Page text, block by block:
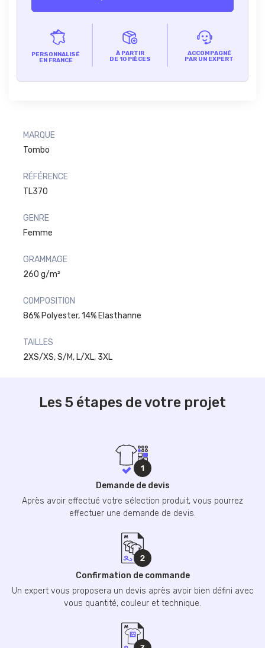
PERSONNALISÉ
EN FRANCE
À PARTIR
DE 10 PIÈCES
ACCOMPAGNÉ
PAR UN EXPERT
MARQUE
Tombo
RÉFÉRENCE
TL370
GENRE
Femme
GRAMMAGE
260 g/m²
COMPOSITION
86% Polyester, 14% Elasthanne
TAILLES
2XS/XS, S/M, L/XL, 3XL
Les 5 étapes de votre projet
Demande de devis
Après avoir effectué votre sélection produit, vous pourrez
effectuer une demande de devis.
Confirmation de commande
Un expert vous proposera un devis après avoir bien défini avec
vous quantité, couleur et technique.